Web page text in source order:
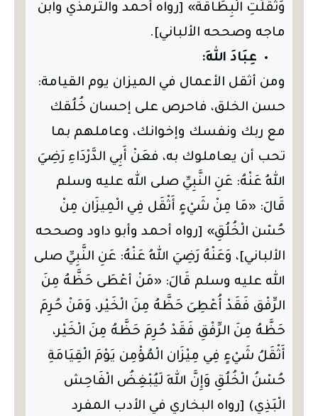
وَثَقُلَتِ الْبِطَاقَةُ» [رواه أحمد والترمذي وابن
ماجه وصححه الألباني].
عِبَادَ اللهِ:
ومن أثقل الأعمال في الميزان يوم القيامة:
حسن الخلق، فاحرص على إحسان خُلُقك
مع ربك ونفسك وإخوانك، وعاملهم بما
تحب أن يعاملوك به، فعَنْ أَبِي الدَّرْدَاءِ رَضِيَ
اللهُ عَنْهُ: عَنِ النَّبِيِّ صلى الله عليه وسلم
قَالَ: «مَا مِنْ شَيْءٍ أَثْقَل فِي الْمِيزَان مِنْ
حُسْن الْخُلُقِ» [رواه أحمد وأبو داود وصححه
الألباني]، وَعَنْهُ رَضِيَ اللهُ عَنْهُ: عَنِ النَّبِيِّ صلى
الله عليه وسلم قَالَ: «مَنْ أعْطَى حَظَّهُ مِنَ
الرِّفْق فَقَدْ أُعْطِىَ حَظَّهُ مِنَ الْخَيْر، وَمَنْ حُرِمَ
حَظَّهُ مِنَ الرِّفْقِ فَقَدْ حُرِمَ حَظَّهُ مِنَ الْخَيْر،
أَثْقَلُ شَيْءٍ فِي مِيْزَان الْمُؤْمِن يَوْمَ الْقِيَامَةِ
حُسْنُ الْخُلُقِ وَإِنَّ اللهَ لَيُبْغِضُ الْفَاحِش
الْبَذِي) [رواه البخاري في الأدب المفرد